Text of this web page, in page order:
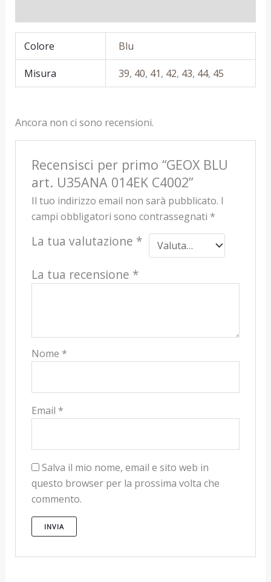
Colore Blu
Misura 39, 40, 41, 42, 43, 44, 45
Ancora non ci sono recensioni.
Recensisci per primo “GEOX BLU
art. U35ANA 014EK C4002”
Il tuo indirizzo email non sarà pubblicato. I
campi obbligatori sono contrassegnati *
La tua valutazione *
La tua recensione *
Nome *
Email *
Salva il mio nome, email e sito web in
questo browser per la prossima volta che
commento.